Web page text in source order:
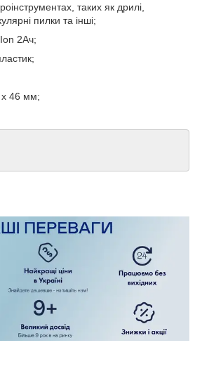
таких як дрилі,
пилки та інші;
2Ач;
х 46 мм;